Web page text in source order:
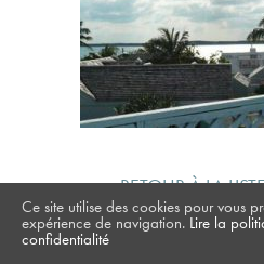
RETOUR À LA
Ce site utilise des cookies pour vous
expérience de navigation. Lire la
confidentialité